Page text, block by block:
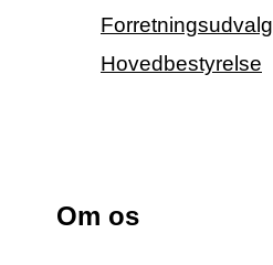
Forretningsudvalg
Hovedbestyrelse
Om os